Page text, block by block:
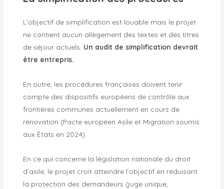
L’objectif de simplification est louable mais le projet
ne contient aucun allègement des textes et des titres
de séjour actuels. Un audit de simplification devrait
être entrepris.
En outre, les procédures françaises doivent tenir
compte des dispositifs européens de contrôle aux
frontières communes actuellement en cours de
rénovation (Pacte européen Asile et Migration soumis
aux États en 2024).
En ce qui concerne la législation nationale du droit
d’asile, le projet croit atteindre l’objectif en réduisant
la protection des demandeurs (juge unique,